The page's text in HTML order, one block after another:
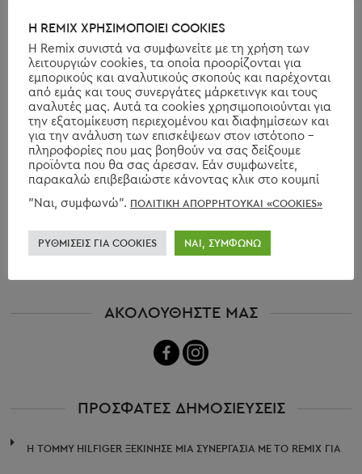
articles
ΣΧΕΤΙΚΑ ΜΕ ΕΜΑΣ
Το Remixshop.com είναι ένα από τα κορυφαία online
καταστήματα για second hand και outlet μόδα στην Ευρώπη.
Στην ιστοσελίδα μας θα βρείτε γυνακεία, ανδρικά και παιδικά
ρούχα, παπούτσια, τσάντες και αξεσουάρ. Στο remixshop.com
μπορείτε να επιλέξετε ανάμεσα σε 5000 μάρκες, πάνω από 100
000 προϊόντα online κάθε στιγμή και 5 000 καινούρια
ευρήματα μόδας κάθε μέρα.
ΑΚΟΛΟΥΘΗΣΤΕ ΜΑΣ
ΠΡΟΣΦΑΤΕΣ ΔΗΜΟΣΙΕΥΣΕΙΣ
Η TOMMY HILFIGER ΞΕΚΊΝΗΣΕ ΜΙΑ ΣΥΝΕΡΓΑΣΊΑ ΜΕ ΤΟ REMIX ΓΙΑ
Η REMIX ΧΡΗΣΙΜΟΠΟΙΕΙ COOKIES
Η Remix συνιστά να συμφωνείτε με τη χρήση των
λειτουργιών cookies, τα οποία προορίζονται για
εμπορικούς και αναλυτικούς σκοπούς και παρέχονται
από εμάς και τους συνεργάτες μάρκετινγκ και τους
αναλυτές μας. Αυτά τα cookies χρησιμοποιούνται για
την εξατομίκευση περιεχομένου και διαφημίσεων και
για την ανάλυση των επισκέψεων στον ιστότοπο -
πληροφορίες που μας βοηθούν να σας δείξουμε
προϊόντα που θα σας άρεσαν. Εάν συμφωνείτε,
παρακαλώ επιβεβαιώστε κάνοντας κλικ στο κουμπί
"Ναι, συμφωνώ". ΠΟΛΙΤΙΚΗ ΑΠΟΡΡΗΤΟΥΚΑΙ «COOKIES»
ΡΥΘΜΊΣΕΙΣ ΓΙΑ COOKIES ΝΑΙ, ΣΥΜΦΩΝΏ